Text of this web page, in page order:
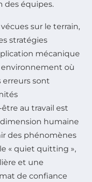
des équipes.
sur le terrain,
stratégies
mécanique
environnement où
erreurs sont
au travail est
humaine
des phénomènes
« quiet quitting »,
et une
de confiance